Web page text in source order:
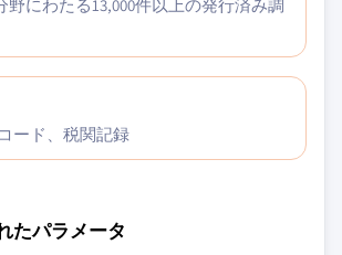
野にわたる13,000件以上の発行済み調
ード、税関記録
たパラメータ